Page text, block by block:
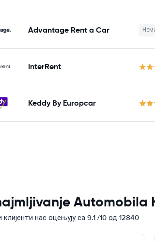
Advantage Rent a Car
InterRent
Keddy By Europcar
Automobila
нас оцењују са 9.1 /10 од 12840